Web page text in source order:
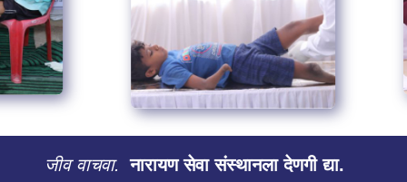
जीव वाचवा. नारायण सेवा संस्थानला देणगी द्या.